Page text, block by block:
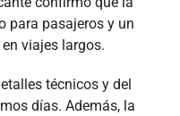
para pasajeros y un
viajes largos.
técnicos y del
días. Además, la